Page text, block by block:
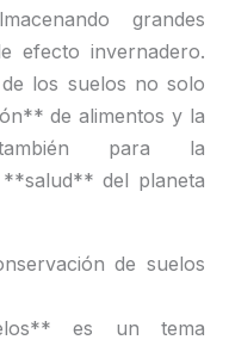
grandes
efecto invernadero.
los suelos no solo
de alimentos y la
para la
del planeta
de suelos
es un tema